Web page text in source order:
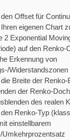
Offset für
eigenen Chart
Exponential
auf den Renko-
Erkennung von
Widerstandszonen
Breite der Renko-
der Renko-
des realen
Renko-Typ
einstellbarem
Umkehrprozentsatz